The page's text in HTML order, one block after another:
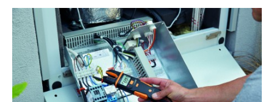
NAŠE SLUŽBY
REFERENCE